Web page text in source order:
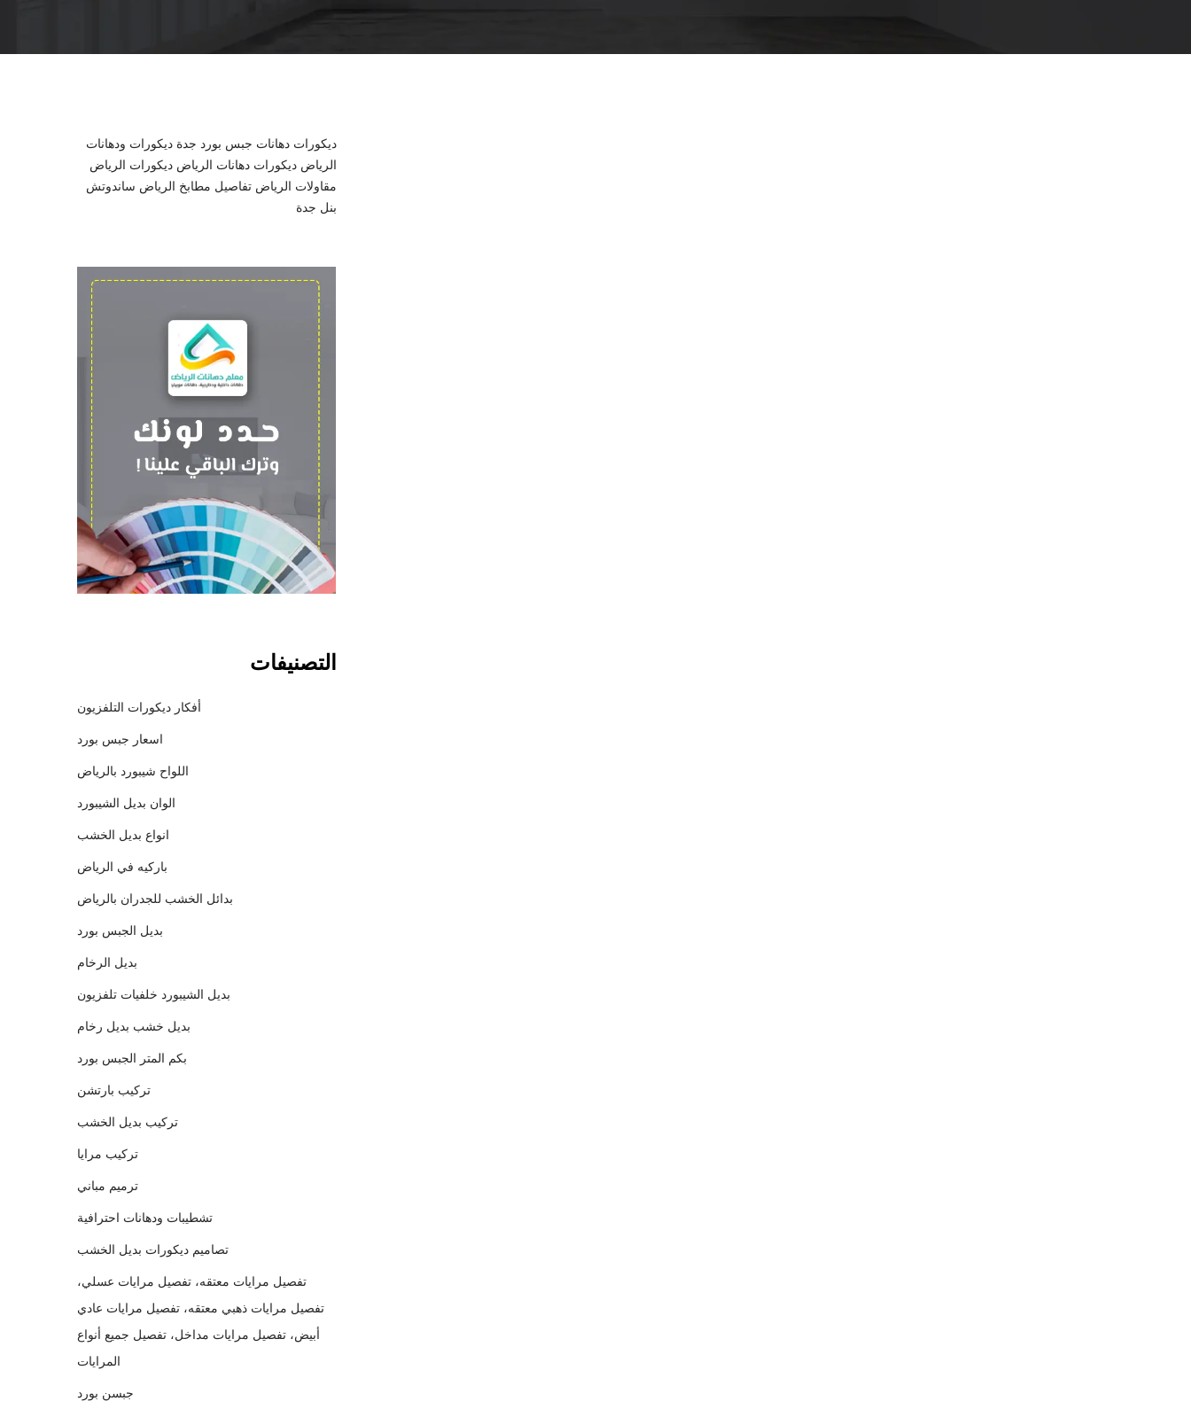
ديكورات دهانات جبس بورد جدةديكورات ودهانات
الرياض ديكورات دهانات الرياض ديكورات الرياض
مقاولات الرياض تفاصيل مطابخ الرياض ساندوتش
بنل جدة
التصنيفات
أفكار ديكورات التلفزيون
اسعار جبس بورد
اللواح شيبورد بالرياض
الوان بديل الشيبورد
انواع بديل الخشب
باركيه في الرياض
بدائل الخشب للجدران بالرياض
بديل الجبس بورد
بديل الرخام
بديل الشيبورد خلفيات تلفزيون
بديل خشب بديل رخام
بكم المتر الجبس بورد
تركيب بارتشن
تركيب بديل الخشب
تركيب مرايا
ترميم مباني
تشطيبات ودهانات احترافية
تصاميم ديكورات بديل الخشب
تفصيل مرايات معتقه، تفصيل مرايات عسلي،
تفصيل مرايات ذهبي معتقه، تفصيل مرايات عادي
أبيض، تفصيل مرايات مداخل، تفصيل جميع أنواع
المرايات
جبسن بورد